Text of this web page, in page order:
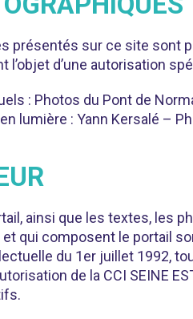
présentés sur ce site sont
l’objet d’une autorisation
: Photos du Pont de
lumière : Yann Kersalé –
ainsi que les textes, les
qui composent le portail
du 1er juillet 1992,
de la CCI SEINE